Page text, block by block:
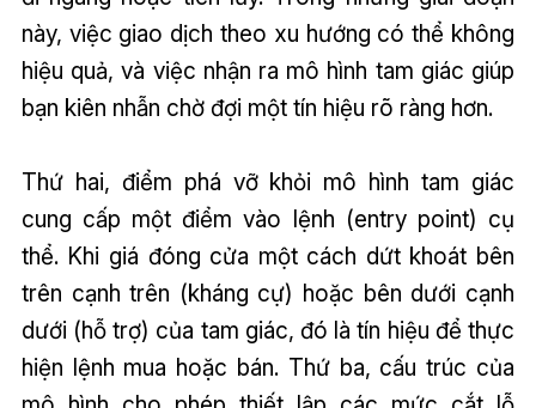
này, việc giao dịch theo xu hướng có thể không
hiệu quả, và việc nhận ra mô hình tam giác giúp
bạn kiên nhẫn chờ đợi một tín hiệu rõ ràng hơn.
Thứ hai, điểm phá vỡ khỏi mô hình tam giác
cung cấp một điểm vào lệnh (entry point) cụ
thể. Khi giá đóng cửa một cách dứt khoát bên
trên cạnh trên (kháng cự) hoặc bên dưới cạnh
dưới (hỗ trợ) của tam giác, đó là tín hiệu để thực
hiện lệnh mua hoặc bán. Thứ ba, cấu trúc của